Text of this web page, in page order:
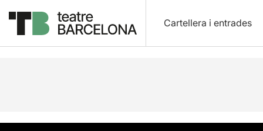
Cartellera i entrades
Descripció Fitxa artística Fotos i vídeos